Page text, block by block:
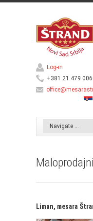
Log-in
+381 21 479
Liman, mesara